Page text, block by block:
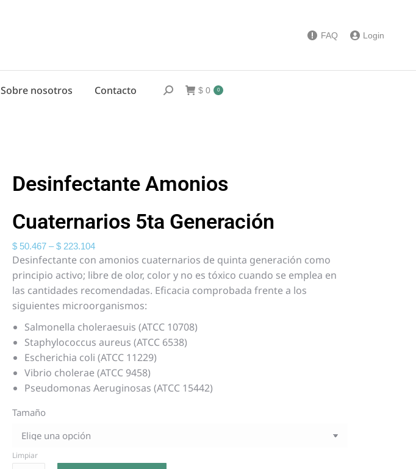
FAQ Login
Sobre nosotros Contacto $0 0
Desinfectante Amonios
Cuaternarios 5ta Generación
$ 50.467 –$ 223.104
Desinfectante con amonios cuaternarios de quinta generación como
principio activo; libre de olor, color y no es tóxico cuando se emplea en
las cantidades recomendadas. Eficacia comprobada frente a los
siguientes microorganismos:
Salmonella choleraesuis (ATCC 10708)
Staphylococcus aureus (ATCC 6538)
Escherichia coli (ATCC 11229)
Vibrio cholerae (ATCC 9458)
Pseudomonas Aeruginosas (ATCC 15442)
Tamaño
Limpiar